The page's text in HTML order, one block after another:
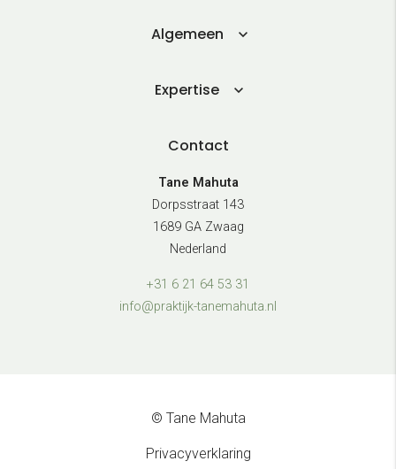
Algemeen
Expertise
Contact
Tane Mahuta
Dorpsstraat 143
1689 GA Zwaag
Nederland
+31 6 21 64 53 31
info@praktijk-tanemahuta.nl
© Tane Mahuta
Privacyverklaring